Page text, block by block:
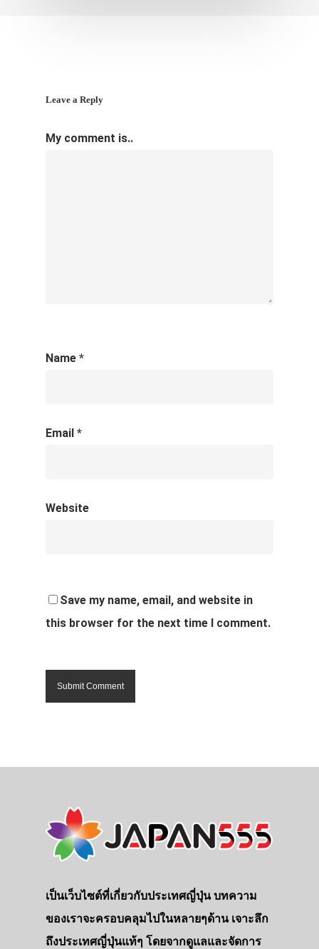
Leave a Reply
My comment is..
Name *
Email *
Website
Save my name, email, and website in
this browser for the next time I comment.
เป็นเว็บไซต์ที่เกี่ยวกับประเทศญี่ปุ่น บทความ
ของเราจะครอบคลุมไปในหลายๆด้าน เจาะลึก
ถึงประเทศญี่ปุ่นแท้ๆ โดยจากดูแลและจัดการ